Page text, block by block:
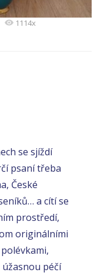
1114x
se sjíždí
psaní třeba
České
a cítí se
prostředí,
originálními
péčí